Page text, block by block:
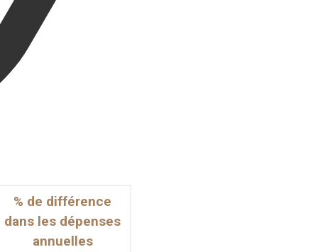
% de différence
dans les dépenses
annuelles